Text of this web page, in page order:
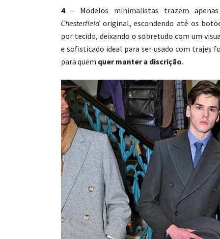
4– Modelos minimalistas trazem
Chesterfield original, escondendo até os
por tecido, deixando o sobretudo com um
e sofisticado ideal para ser usado com trajes
para quem quer manter a discrição.